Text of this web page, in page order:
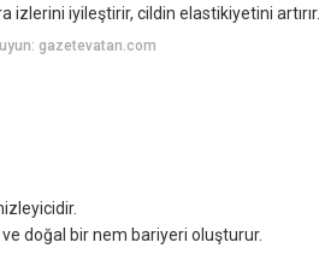
izlerini iyileştirir, cildin elastikiyetini artırır.
gazetevatan.com
doğal bir nem bariyeri oluşturur.